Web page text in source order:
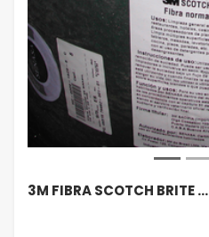
3M FIBRA SCOTCH BRITE …